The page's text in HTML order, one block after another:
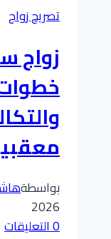
تصريح زواج
​زواج
بواسطة
2026
0 التعليقات